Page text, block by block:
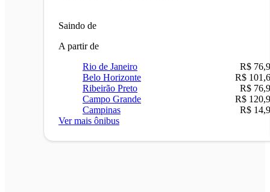
Saindo de
A partir de
Rio de Janeiro
R$
Belo Horizonte
R$
Ribeirão Preto
R$
Campo Grande
R$
Campinas
R$
Ver mais ônibus